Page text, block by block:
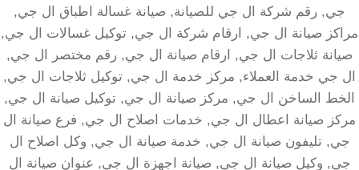
جي, رقم شركة ال جي للصيانة, صيانة غسالة اطباق ال جي,
مراكز صيانة ال جي, ارقام شركة ال جي, توكيل غسالات ال جي,
صيانة ثلاجات ال جي, ارقام صيانة ال جي, رقم مختصر ال جي,
ال جي خدمة العملاء, مركز خدمة ال جي, توكيل ثلاجات ال جي,
الخط الساخن ال جي, مركز صيانة ال جي, توكيل صيانة ال جي,
مركز صيانة اعطال ال جي, خدمات اصلاح ال جي, فرع صيانة ال
جي, تليفون صيانة ال جي, خدمة صيانة ال جي, وكل اصلاح ال
جي, وكيل صيانة ال جي, صيانة اجهزة ال جي, عنوان صيانة ال